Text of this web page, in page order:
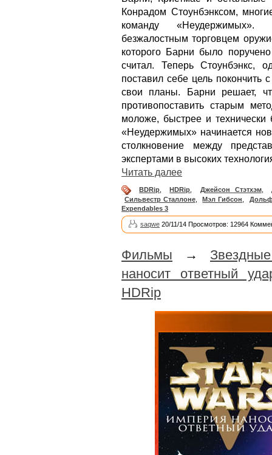
Конрадом Стоунбэнксом,
команду «Неудержимых».
безжалостным торговцем
которого Барни было
считал. Теперь Стоунбэнкс,
поставил себе цель
свои планы. Барни решает,
противопоставить старым
моложе, быстрее и
«Неудержимых» начинается
столкновение между
экспертами в высоких
Читать далее
BDRip HDRip Джейсон Стэтхэм,
Сильвестр Сталлоне, Мэл Гибсон
Expendables 3
saqwe 20/11/14 Просмотров: 12964
Фильмы →
наносит ответный
HDRip